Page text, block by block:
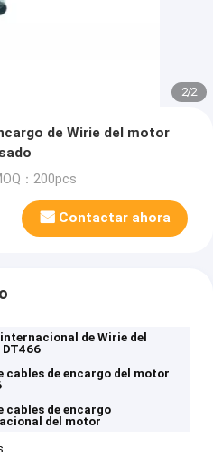
2/2
de Wirie del motor
：200pcs
Contactar ahora
de Wirie del
cables de encargo del motor
cables de encargo
del motor